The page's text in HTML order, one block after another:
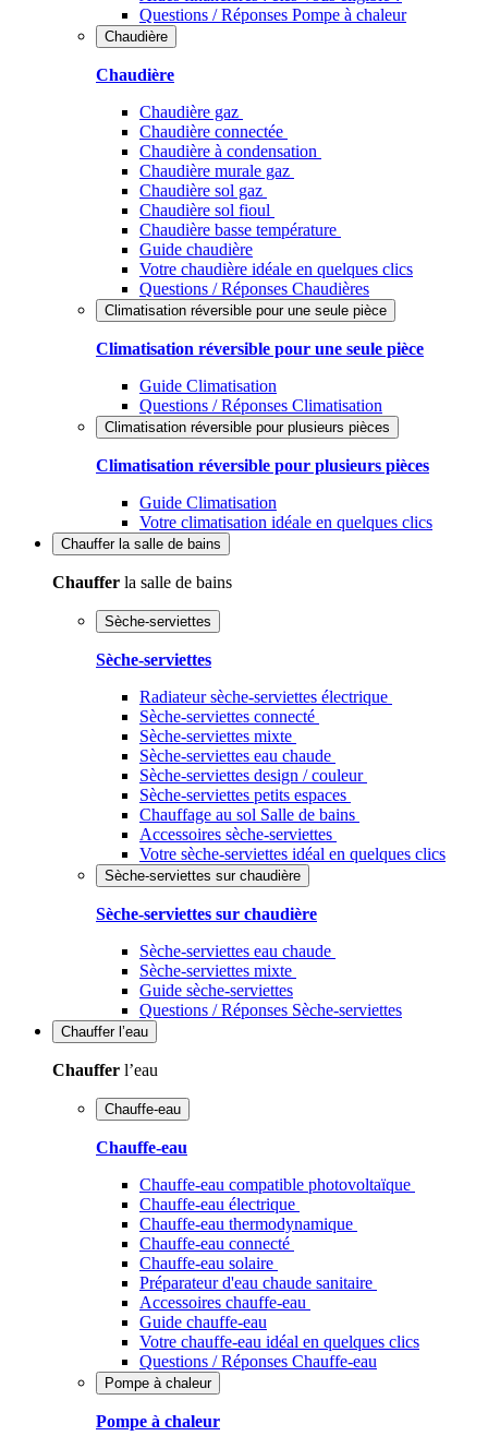
Questions / Réponses Pompe à chaleur
Chaudière
Chaudière
Chaudière gaz
Chaudière connectée
Chaudière à condensation
Chaudière murale gaz
Chaudière sol gaz
Chaudière sol fioul
Chaudière basse température
Guide chaudière
Votre chaudière idéale en quelques clics
Questions / Réponses Chaudières
Climatisation réversible pour une seule pièce
Climatisation réversible pour une seule pièce
Guide Climatisation
Questions / Réponses Climatisation
Climatisation réversible pour plusieurs pièces
Climatisation réversible pour plusieurs pièces
Guide Climatisation
Votre climatisation idéale en quelques clics
Chauffer la salle de bains
Chauffer la salle de bains
Sèche-serviettes
Sèche-serviettes
Radiateur sèche-serviettes électrique
Sèche-serviettes connecté
Sèche-serviettes mixte
Sèche-serviettes eau chaude
Sèche-serviettes design / couleur
Sèche-serviettes petits espaces
Chauffage au sol Salle de bains
Accessoires sèche-serviettes
Votre sèche-serviettes idéal en quelques clics
Sèche-serviettes sur chaudière
Sèche-serviettes sur chaudière
Sèche-serviettes eau chaude
Sèche-serviettes mixte
Guide sèche-serviettes
Questions / Réponses Sèche-serviettes
Chauffer l’eau
Chauffer l’eau
Chauffe-eau
Chauffe-eau
Chauffe-eau compatible photovoltaïque
Chauffe-eau électrique
Chauffe-eau thermodynamique
Chauffe-eau connecté
Chauffe-eau solaire
Préparateur d'eau chaude sanitaire
Accessoires chauffe-eau
Guide chauffe-eau
Votre chauffe-eau idéal en quelques clics
Questions / Réponses Chauffe-eau
Pompe à chaleur
Pompe à chaleur